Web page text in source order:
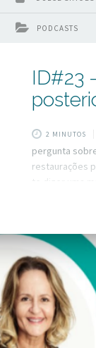
PODCASTS
ID#23
2 MINUTOS
pergunta
restaurações
te dizer uma
Inspirando
atanazando a
cor?